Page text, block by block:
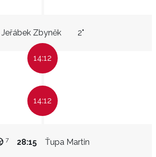
Jeřábek Zbyněk 2"
14:12
14:12
Ťupa Martin
28:15
7